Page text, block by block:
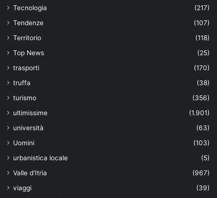
Tecnologia
(217)
Tendenze
(107)
Territorio
(118)
Top News
(25)
trasporti
(170)
truffa
(38)
turismo
(356)
ultimissime
(1.901)
università
(63)
Uomini
(103)
urbanistica locale
(5)
Valle d'Itria
(967)
viaggi
(39)